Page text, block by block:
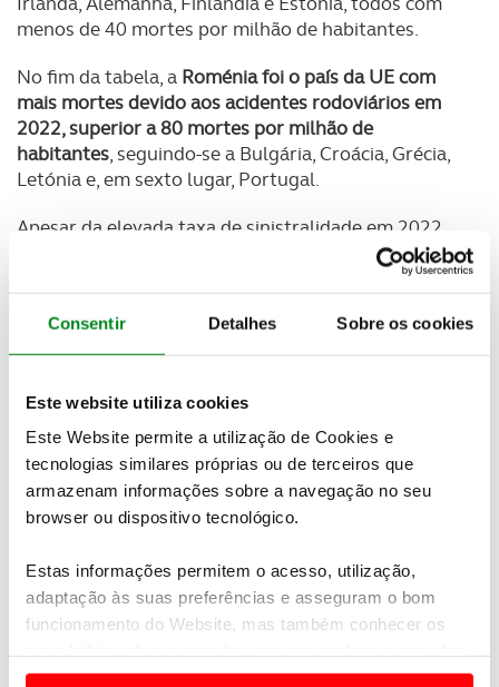
Consentir Detalhes Sobre os cookies
Este website utiliza cookies
Este Website permite a utilização de Cookies e
tecnologias similares próprias ou de terceiros que
armazenam informações sobre a navegação no seu
browser ou dispositivo tecnológico.
Estas informações permitem o acesso, utilização,
adaptação às suas preferências e asseguram o bom
funcionamento do Website, mas também conhecer os
e anúncios de modo a promover produtos e/ou serviços.
menos de 40 mortes por milhão de habitantes.
No fim da tabela, a Roménia foi o país da UE com
mais mortes devido aos acidentes rodoviários em
2022, superior a 80 mortes por milhão de
habitantes, seguindo-se a Bulgária, Croácia, Grécia,
Letónia e, em sexto lugar, Portugal.
Apesar da elevada taxa de sinistralidade em 2022,
Portugal diminuiu o número de mortes face a 2010,
ano em que registou mais de 90 mortes por milhão
Newsletter Revista
Receba as novidades do mundo automóvel e
do universo ACP.
SUBSCREVER
Já quanto àidade dos automóveisque circulam nas
estradas da UE, o relatório — baseado em dados da
Automóveis (ACEA) de 2021 — colocaPortugal a